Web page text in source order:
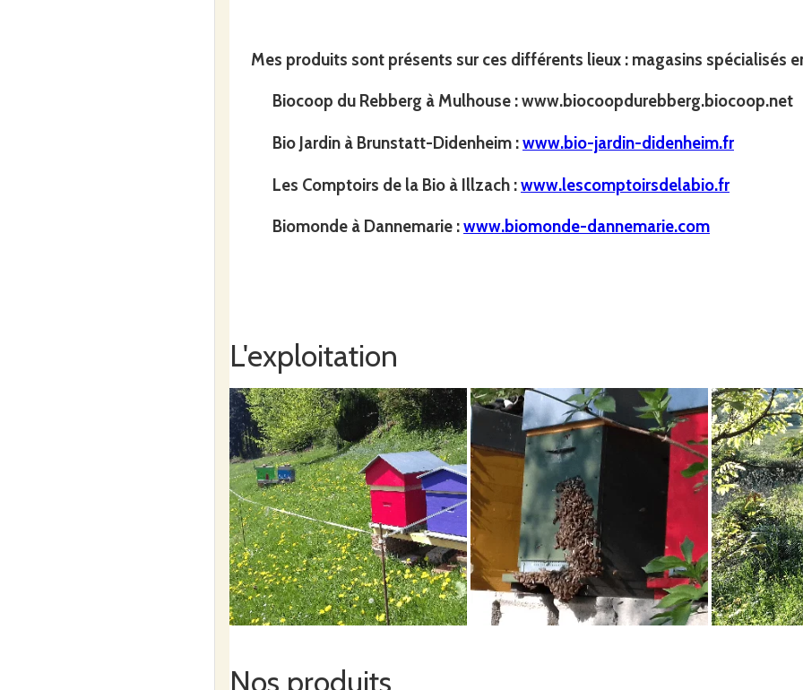
De ma formation à mon installation
Depuis 4 ans que j'exerce en pluri-activité le métier d'apicultrice, je me suis formée et j'ai validé la
depuis 2019 grâce au CFPPA d'Obernai, ainsi que la formation de Technicienne Sanitaire Apicole,
Mon exploitation
Mes produits sont présents sur ces différents lieux : magasins spécialisés
Biocoop du Rebberg à Mulhouse : www.biocoopdurebberg.biocoop.net
Bio Jardin à Brunstatt-Didenheim :www.bio-jardin-didenheim.fr
Les Comptoirs de la Bio à Illzach :www.lescomptoirsdelabio.fr
Biomonde à Dannemarie :www.biomonde-dannemarie.com
L'exploitation
Nos produits